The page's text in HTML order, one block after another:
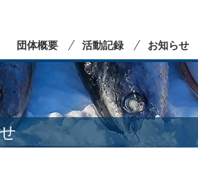
団体概要 活動記録 お知らせ